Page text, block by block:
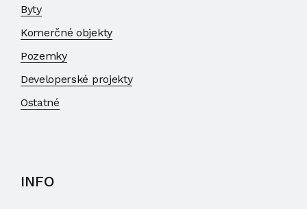
Byty
Komerčné objekty
Pozemky
Developerské projekty
Ostatné
INFO